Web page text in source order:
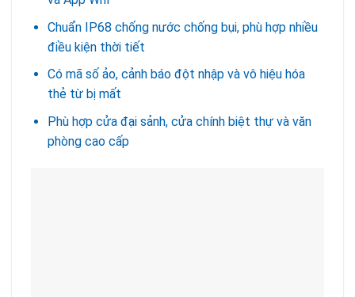
Chuẩn IP68 chống nước chống bụi, phù hợp nhiều
điều kiện thời tiết
Có mã số ảo, cảnh báo đột nhập và vô hiệu hóa
thẻ từ bị mất
Phù hợp cửa đại sảnh, cửa chính biệt thự và văn
phòng cao cấp